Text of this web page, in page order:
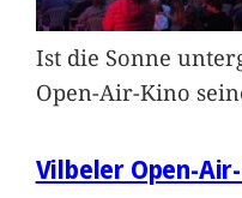
Ist die Sonne
Open-Air-Kino
Vilbeler Open-